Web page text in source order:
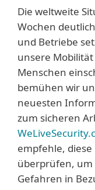
Die weltweite
Wochen
und Betriebe
unsere
Menschen
bemühen wir
neuesten
zum sicheren
empfehle,
überprüfen, um
Gefahren in